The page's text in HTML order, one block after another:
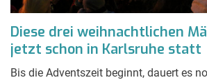
Diese drei weihnachtlichen
jetzt schon in Karlsruhe statt
Bis die Adventszeit beginnt, dauert es